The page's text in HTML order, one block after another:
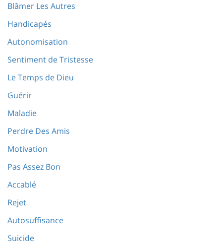
Blâmer Les Autres
Handicapés
Autonomisation
Sentiment de Tristesse
Le Temps de Dieu
Guérir
Maladie
Perdre Des Amis
Motivation
Pas Assez Bon
Accablé
Rejet
Autosuffisance
Suicide